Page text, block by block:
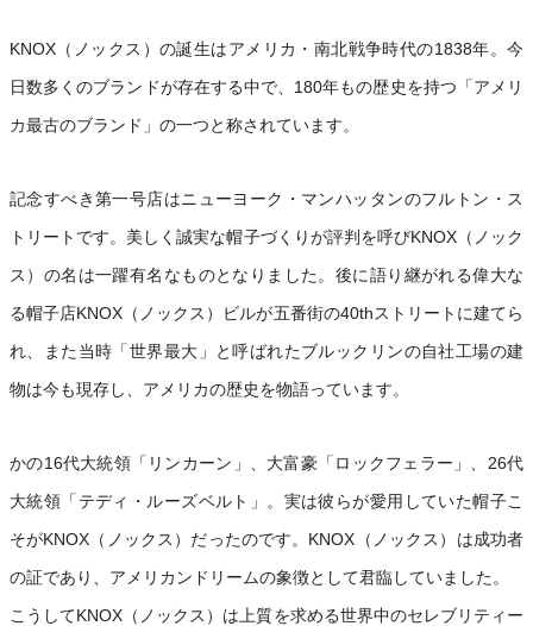
KNOX（ノックス）の誕生はアメリカ・南北戦争時代の1838年。今
日数多くのブランドが存在する中で、180年もの歴史を持つ「アメリ
カ最古のブランド」の一つと称されています。
記念すべき第一号店はニューヨーク・マンハッタンのフルトン・ス
トリートです。美しく誠実な帽子づくりが評判を呼びKNOX（ノック
ス）の名は一躍有名なものとなりました。後に語り継がれる偉大な
る帽子店KNOX（ノックス）ビルが五番街の40thストリートに建てら
れ、また当時「世界最大」と呼ばれたブルックリンの自社工場の建
物は今も現存し、アメリカの歴史を物語っています。
かの16代大統領「リンカーン」、大富豪「ロックフェラー」、26代
大統領「テディ・ルーズベルト」。実は彼らが愛用していた帽子こ
そがKNOX（ノックス）だったのです。KNOX（ノックス）は成功者
の証であり、アメリカンドリームの象徴として君臨していました。
こうしてKNOX（ノックス）は上質を求める世界中のセレブリティー